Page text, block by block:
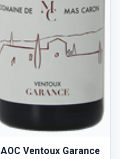
AOC Ventoux Garance